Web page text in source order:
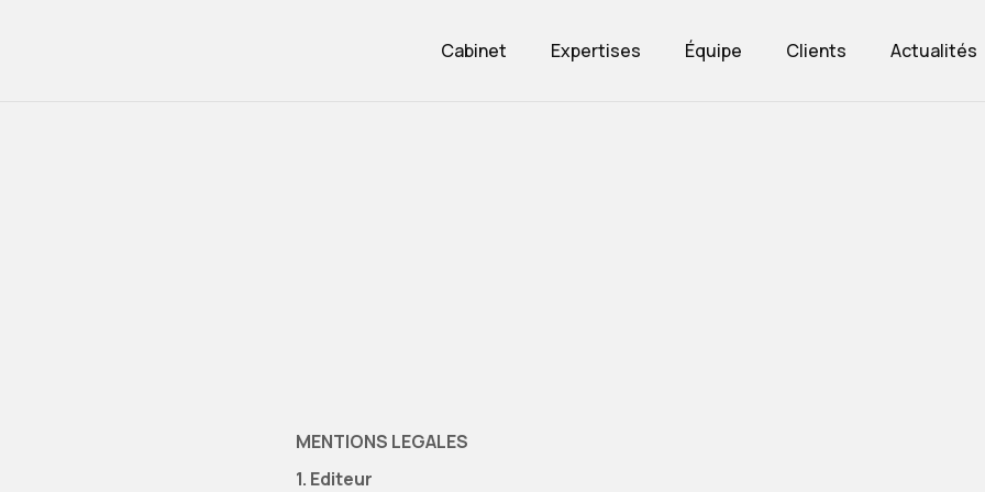
Cabinet
Expertises
Équipe
Clients
Actualités
MENTIONS LEGALES
1. Editeur